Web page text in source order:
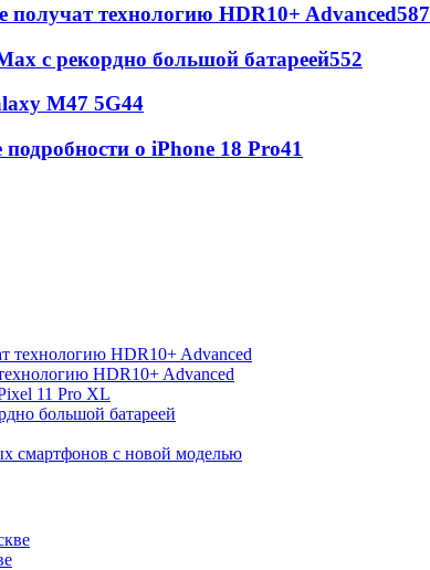
технологию HDR10+ Advanced587
с рекордно большой батареей552
M47 5G44
о iPhone 18 Pro41
HDR10+ Advanced
11 Pro XL
большой батареей
смартфонов с новой моделью